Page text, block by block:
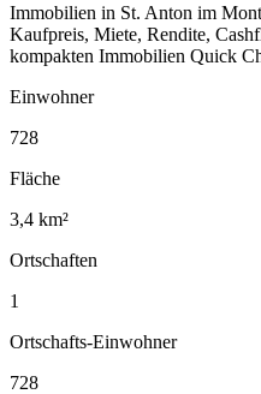
Immobilien in St. Anton im
Kaufpreis, Miete, Rendite,
kompakten Immobilien Quick
Einwohner
728
Fläche
3,4 km²
Ortschaften
1
Ortschafts-Einwohner
728